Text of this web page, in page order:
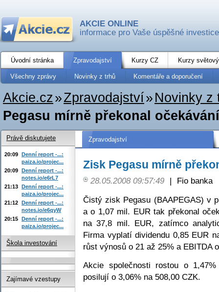
AKCIE ONLINE
informace pro Vaše úspěšné investice
Úvodní stránka Zpravodajství Kurzy CZ Kurzy
Všechny zprávy Novinky z trhů Komentáře a doporučení
Akcie.cz»Zpravodajství» Novinky z
Pegasu mírně překonal očekávání
Zpravodajství
Zisk Pegasu mírně
28.05.2008 09:57:49 |
Fio banka
Čistý zisk Pegasu (BAAPEGAS) v
a o 1,07 mil. EUR tak překonal
na 37,8 mil. EUR, zatímco
Firma vyplatí dividendu 0,85 EUR
růst výnosů o 21 až 25% a EBITDA
Akcie společnosti rostou o
posilují o 3,06% na 508,00 CZK.
Právě diskutujete
20:09 Denní report -...:
paiza.io/projec...
20:09 Denní report -...:
notes.io/e6rL7
21:13 Denní report -...:
paiza.io/projec...
21:12 Denní report -...:
notes.io/e6qyW
20:15 Denní report -...:
paiza.io/projec...
Škola investování
Zajímavé vzestupy